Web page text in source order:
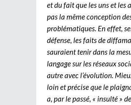
et du fait que les uns et les
pas la même conception
problématiques. En effet,
défense, les faits de
sauraient tenir dans la
langage sur les réseaux
autre avec l’évolution.
loin et précise que le
a, par le passé, « insulté »